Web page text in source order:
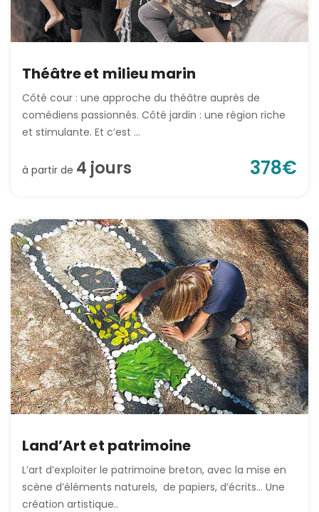
Théâtre et milieu marin
Côté cour : une approche du théâtre auprès de
comédiens passionnés. Côté jardin : une région riche
et stimulante. Et c’est ...
à partir de 4 jours 378€
Land’Art et patrimoine
L’art d’exploiter le patrimoine breton, avec la mise en
scène d’éléments naturels, de papiers, d’écrits… Une
création artistique..